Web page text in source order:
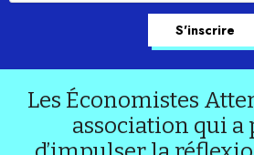
Les Économistes
association qui a